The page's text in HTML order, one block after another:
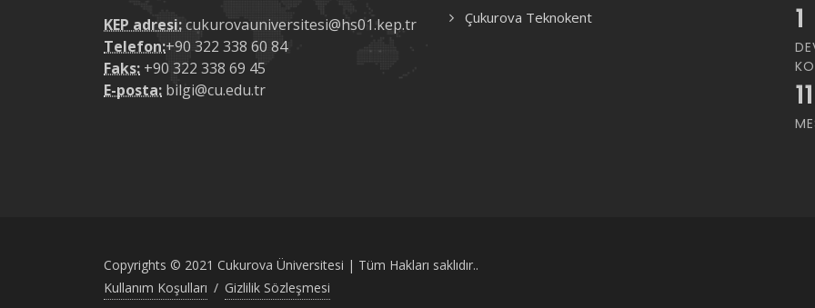
KEP adresi:cukurovauniversitesi@hs01.kep.tr
Telefon:+90 322 338 60 84
Faks: +90 322 338 69 45
E-posta: bilgi@cu.edu.tr
Çukurova Teknokent
1
11
Copyrights © 2021 Cukurova Üniversitesi | Tüm Hakları saklıdır..
Kullanım Koşulları / Gizlilik Sözleşmesi